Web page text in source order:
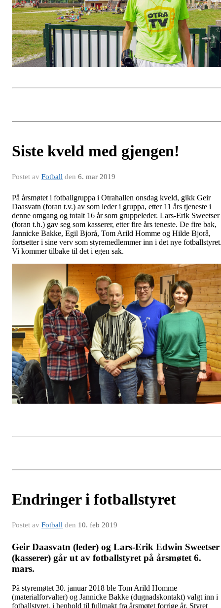
Siste kveld med gjengen!
Postet av Fotball den 6. mar 2019
På årsmøtet i fotballgruppa i Otrahallen onsdag kveld, gikk Geir
Daasvatn (foran t.v.) av som leder i gruppa, etter 11 års tjeneste i
denne omgang og totalt 16 år som gruppeleder. Lars-Erik Sweetser
(foran t.h.) gav seg som kasserer, etter fire års teneste. De fire bak,
Jannicke Bakke, Egil Bjorå, Tom Arild Homme og Hilde Bjorå,
fortsetter i sine verv som styremedlemmer inn i det nye
Vi kommer tilbake til det i egen sak.
Endringer i fotballstyret
Postet av Fotball den 10. feb 2019
Geir Daasvatn (leder) og Lars-Erik Edwin Sweetser
(kasserer) går ut av fotballstyret på årsmøtet 6.
mars.
På styremøtet 30. januar 2018 ble Tom Arild Homme
(materialforvalter) og Jannicke Bakke (dugnadskontakt) valgt inn i
fotballstyret, i henhold til fullmakt fra årsmøtet forrige år. Styret